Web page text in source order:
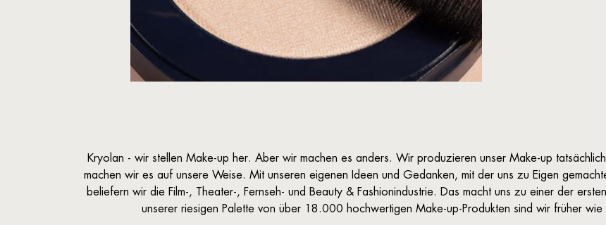
Kryolan - wir stellen Make-up her. Aber wir machen es anders. Wir produzieren unser Make-up
machen wir es auf unsere Weise. Mit unseren eigenen Ideen und Gedanken, mit der uns zu Eigen
beliefern wir die Film-, Theater-, Fernseh- und Beauty & Fashionindustrie. Das macht uns zu einer der
unserer riesigen Palette von über 18.000 hochwertigen Make-up-Produkten sind wir früher